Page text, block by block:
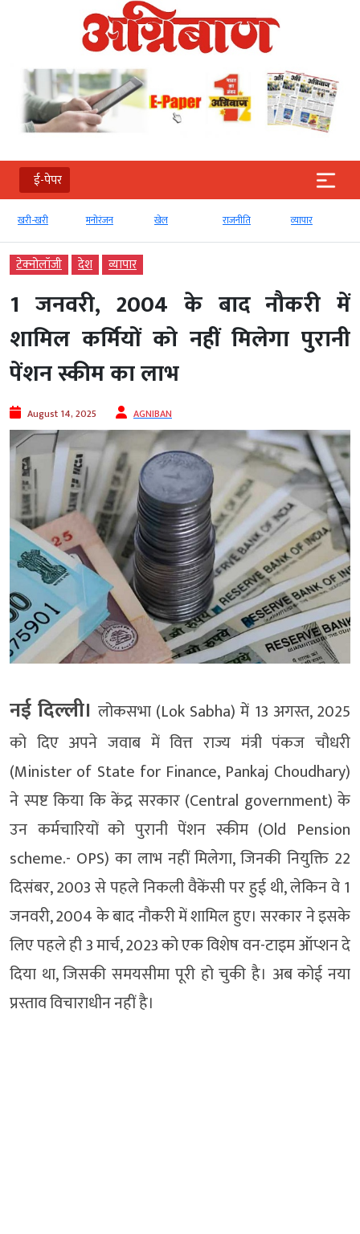
ई-पेपर
खरी-खरी मनोरंजन खेल राजनीति व्‍यापार
टेक्‍नोलॉजी देश व्‍यापार
1 जनवरी, 2004 के बाद नौकरी में
शामिल कर्मियों को नहीं मिलेगा पुरानी
पेंशन स्कीम का लाभ
August 14, 2025 AGNIBAN
नई दिल्ली। लोकसभा (Lok Sabha) में 13 अगस्त, 2025
को दिए अपने जवाब में वित्त राज्य मंत्री पंकज चौधरी
(Minister of State for Finance, Pankaj Choudhary)
ने स्पष्ट किया कि केंद्र सरकार (Central government) के
उन कर्मचारियों को पुरानी पेंशन स्कीम (Old Pension
scheme.- OPS) का लाभ नहीं मिलेगा, जिनकी नियुक्ति 22
दिसंबर, 2003 से पहले निकली वैकेंसी पर हुई थी, लेकिन वे 1
जनवरी, 2004 के बाद नौकरी में शामिल हुए। सरकार ने इसके
लिए पहले ही 3 मार्च, 2023 को एक विशेष वन-टाइम ऑप्शन दे
दिया था, जिसकी समयसीमा पूरी हो चुकी है। अब कोई नया
प्रस्ताव विचाराधीन नहीं है।